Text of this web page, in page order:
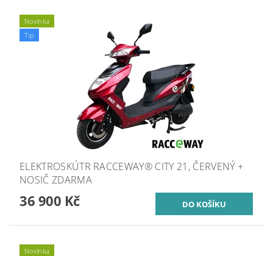
Novinka
Tip
ELEKTROSKÚTR RACCEWAY® CITY 21, ČERVENÝ +
NOSIČ ZDARMA
36 900 Kč
Novinka